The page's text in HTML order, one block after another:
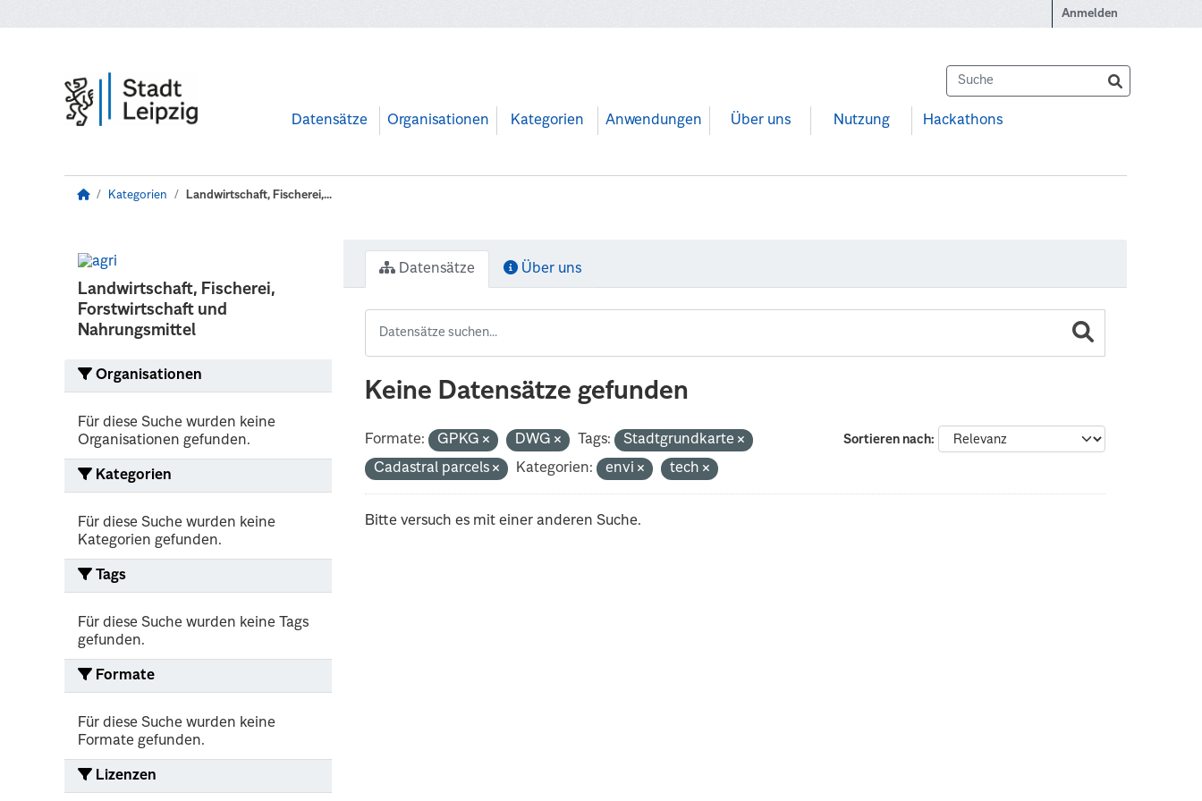
Anmelden
Datensätze Organisationen Kategorien Anwendungen Über uns Nutzung Hackathons
Kategorien Landwirtschaft, Fischerei,...
Landwirtschaft, Fischerei,
Forstwirtschaft und
Nahrungsmittel
Organisationen
Für diese Suche wurden keine
Organisationen gefunden.
Kategorien
Für diese Suche wurden keine
Kategorien gefunden.
Tags
Für diese Suche wurden keine Tags
gefunden.
Formate
Für diese Suche wurden keine
Formate gefunden.
Lizenzen
Datensätze Über uns
Keine Datensätze gefunden
Sortieren nach
Formate: GPKG DWG Tags:
Stadtgrundkarte
Cadastral parcels
Kategorien: envi tech
Bitte versuch es mit einer anderen Suche.